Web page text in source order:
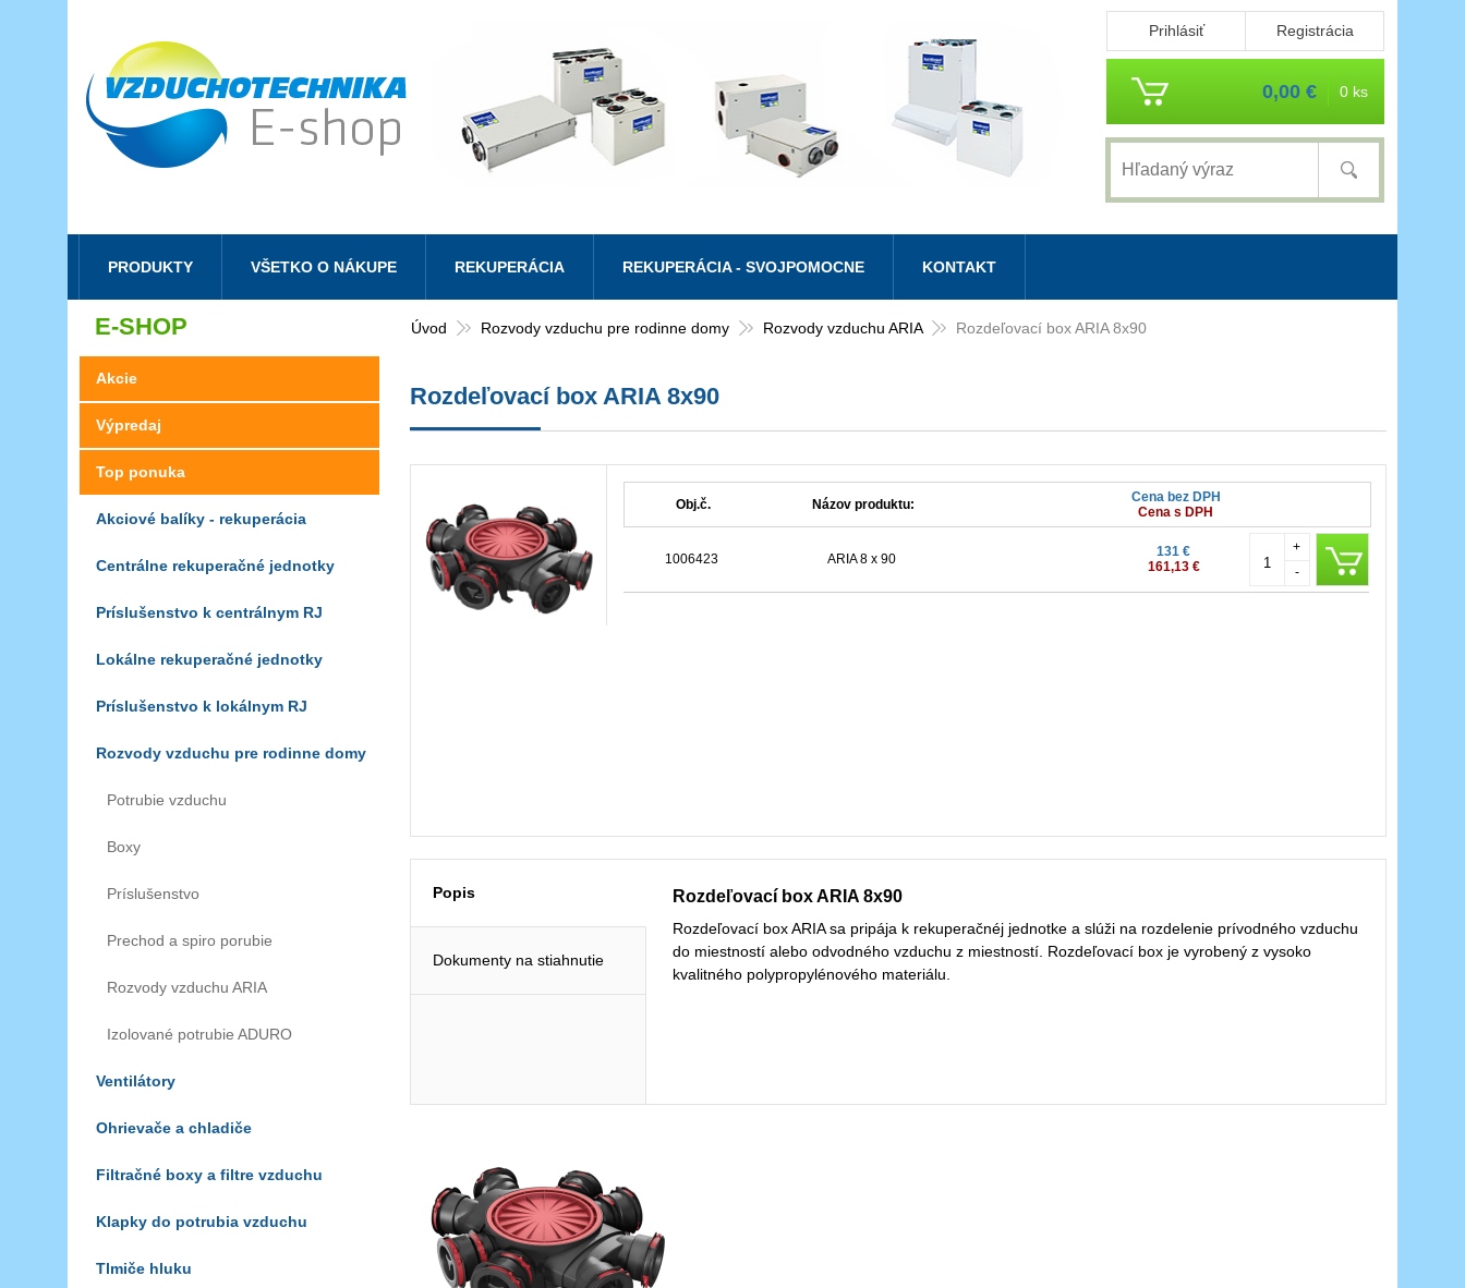
Prihlásiť Registrácia
0,00 € 0 ks
Úvod Rozvody vzduchu pre rodinne domy Rozvody vzduchu ARIA Rozdeľovací box ARIA 8x90
Rozdeľovací box ARIA 8x90
Obj.č. Názov produktu:
Cena bez DPH
Cena s DPH
1006423 ARIA 8 x 90
131 €
161,13 €
-
+
Popis
Dokumenty na stiahnutie
Rozdeľovací box ARIA 8x90
Rozdeľovací box ARIA sa pripája k rekuperačnéj jednotke a slúži na rozdelenie prívodného vzduchu
do miestností alebo odvodného vzduchu z miestností. Rozdeľovací box je vyrobený z vysoko
kvalitného polypropylénového materiálu.
E-SHOP
Akcie
Výpredaj
Top ponuka
Akciové balíky - rekuperácia
Centrálne rekuperačné jednotky
Príslušenstvo k centrálnym RJ
Lokálne rekuperačné jednotky
Príslušenstvo k lokálnym RJ
Rozvody vzduchu pre rodinne domy
Potrubie vzduchu
Boxy
Príslušenstvo
Prechod a spiro porubie
Rozvody vzduchu ARIA
Izolované potrubie ADURO
Ventilátory
Ohrievače a chladiče
Filtračné boxy a filtre vzduchu
Klapky do potrubia vzduchu
Tlmiče hluku
PRODUKTY VŠETKO O NÁKUPE REKUPERÁCIA REKUPERÁCIA - SVOJPOMOCNE KONTAKT